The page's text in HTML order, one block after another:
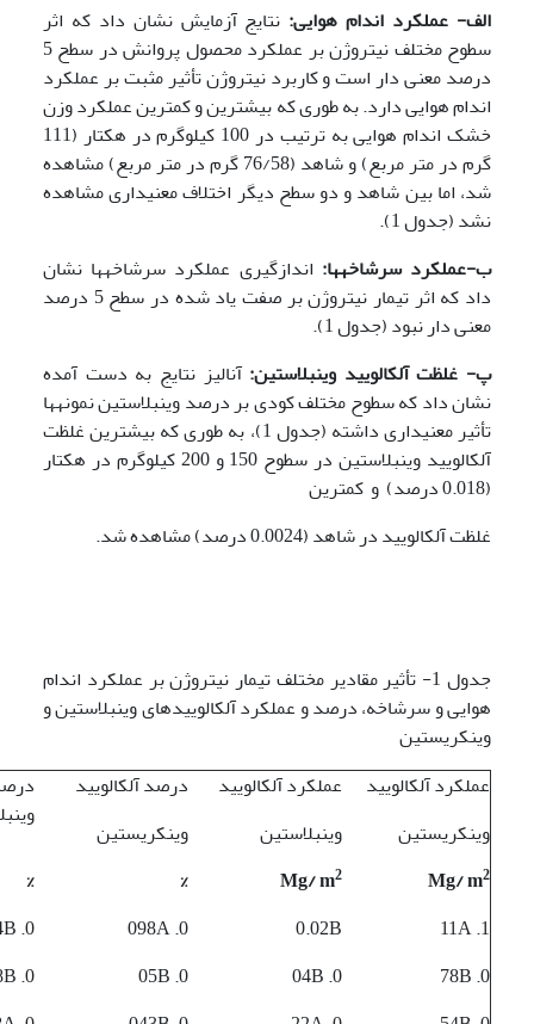
الف- عملکرد اندام هوایی: نتایج آزمایش نشان داد که اثر
سطوح مختلف نیتروژن بر عملکرد محصول پروانش در سطح 5
درصد معنی دار است و کاربرد نیتروژن تأثیر مثبت بر عملکرد
اندام هوایی دارد. به طوری که بیشترین و کمترین عملکرد وزن
خشک اندام هوایی به ترتیب در 100 کیلوگرم در هکتار (111
گرم در متر مربع) و شاهد (76/58 گرم در متر مربع) مشاهده
شد، اما بین شاهد و دو سطح دیگر اختلاف معنی­داری مشاهده
نشد (جدول 1).
ب-عملکرد سرشاخه­ها: اندازگیری عملکرد سرشاخه­ها نشان
داد که اثر تیمار نیتروژن بر صفت یاد شده در سطح 5 درصد
معنی دار نبود (جدول 1).
پ- غلظت آلکالویید وینبلاستین:آنالیز نتایج به دست آمده
نشان داد که سطوح مختلف کودی بر درصد وینبلاستین نمونه­ها
تأثیر معنی­داری داشته (جدول 1)، به طوری که بیشترین غلظت
آلکالویید وینبلاستین در سطوح 150 و 200 کیلوگرم در هکتار
(0.018 درصد) و کمترین
غلظت آلکالویید در شاهد (0.0024 درصد) مشاهده شد.
جدول 1- تأثیر مقادیر مختلف تیمار نیتروژن بر عملکرد اندام
هوایی و سرشاخه، درصد و عملکرد آلکالوییدهای وینبلاستین و
وینکریستین
عملکرد آلکالویید
وین­کریستین
عملکرد آلکالویید
وین­بلاستین
درصد آلکالویید
وین­کریستین
Mg/ m2
Mg/ m2
%
%
1. 11A
0.02B
0. 098A
0. 0024B
0. 78B
0. 04B
0. 05B
0. 0028B